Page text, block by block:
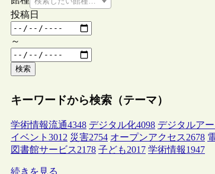
投稿日
～
検索
キーワードから検索（テーマ）
学術情報流通4348 デジタル化4098 デジタルア
イベント 3012 災害2754 オープンアクセス2678
図書館サービス2178 子ども2017 学術情報1947
続きを見る